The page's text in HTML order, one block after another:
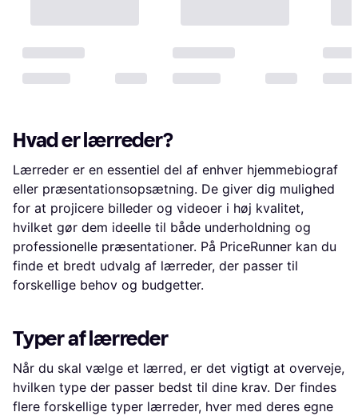
Hvad er lærreder?
Lærreder er en essentiel del af enhver hjemmebiograf
eller præsentationsopsætning. De giver dig mulighed
for at projicere billeder og videoer i høj kvalitet,
hvilket gør dem ideelle til både underholdning og
professionelle præsentationer. På PriceRunner kan du
finde et bredt udvalg af lærreder, der passer til
forskellige behov og budgetter.
Typer af lærreder
Når du skal vælge et lærred, er det vigtigt at overveje,
hvilken type der passer bedst til dine krav. Der findes
flere forskellige typer lærreder, hver med deres egne